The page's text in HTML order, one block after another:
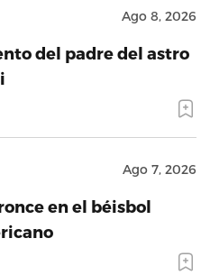
Ago 8, 2026
del padre del astro
Ago 7, 2026
en el béisbol